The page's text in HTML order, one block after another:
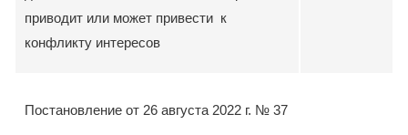
приводит или может привести к
конфликту интересов
Постановление от 26 августа 2022 г. № 37